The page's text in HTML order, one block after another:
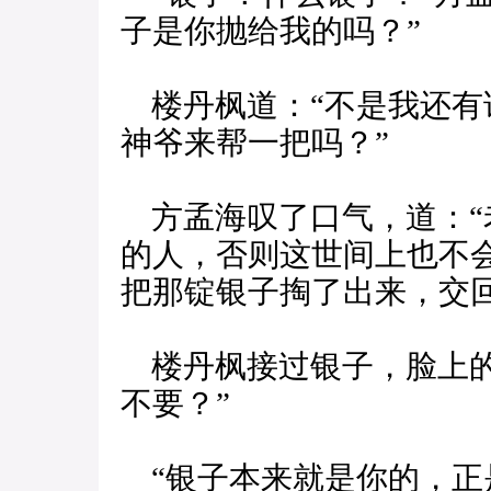
子是你抛给我的吗？”
楼丹枫道：“不是我还
神爷来帮一把吗？”
方孟海叹了口气，道：
的人，否则这世间上也不
把那锭银子掏了出来，交
楼丹枫接过银子，脸上
不要？”
“银子本来就是你的，